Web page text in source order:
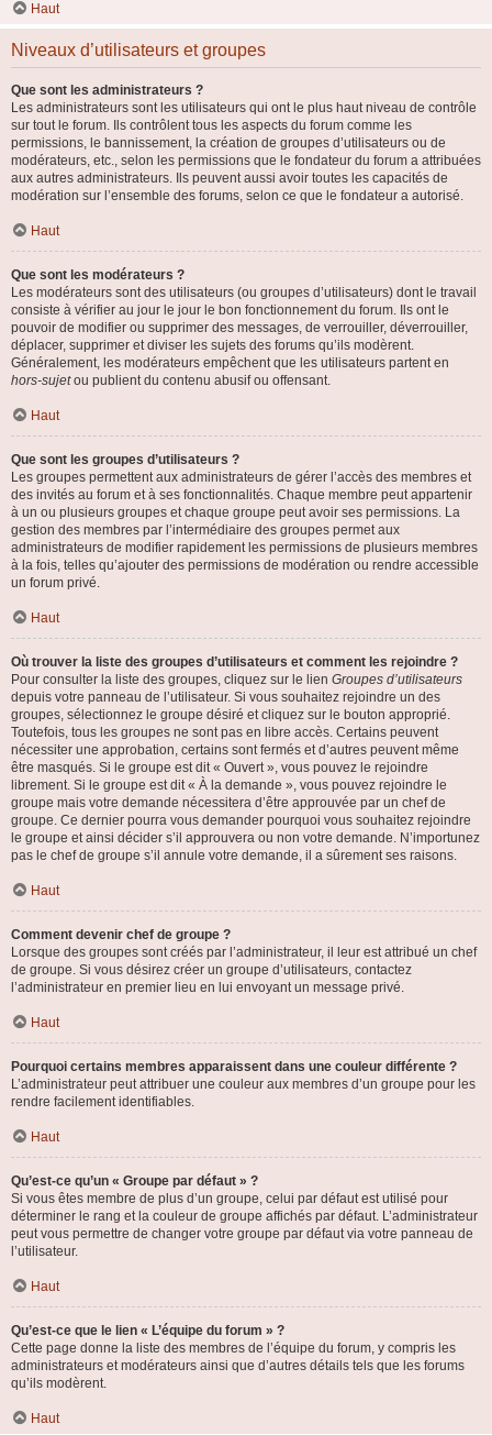
Haut
Niveaux d’utilisateurs et groupes
Que sont les administrateurs ?
Les administrateurs sont les utilisateurs qui ont le plus haut niveau de contrôle
sur tout le forum. Ils contrôlent tous les aspects du forum comme les
permissions, le bannissement, la création de groupes d’utilisateurs ou de
modérateurs, etc., selon les permissions que le fondateur du forum a attribuées
aux autres administrateurs. Ils peuvent aussi avoir toutes les capacités de
modération sur l’ensemble des forums, selon ce que le fondateur a autorisé.
Haut
Que sont les modérateurs ?
Les modérateurs sont des utilisateurs (ou groupes d’utilisateurs) dont le travail
consiste à vérifier au jour le jour le bon fonctionnement du forum. Ils ont le
pouvoir de modifier ou supprimer des messages, de verrouiller, déverrouiller,
déplacer, supprimer et diviser les sujets des forums qu’ils modèrent.
Généralement, les modérateurs empêchent que les utilisateurs partent en
hors-sujetou publient du contenu abusif ou offensant.
Haut
Que sont les groupes d’utilisateurs ?
Les groupes permettent aux administrateurs de gérer l’accès des membres et
des invités au forum et à ses fonctionnalités. Chaque membre peut appartenir
à un ou plusieurs groupes et chaque groupe peut avoir ses permissions. La
gestion des membres par l’intermédiaire des groupes permet aux
administrateurs de modifier rapidement les permissions de plusieurs membres
à la fois, telles qu’ajouter des permissions de modération ou rendre accessible
un forum privé.
Haut
Où trouver la liste des groupes d’utilisateurs et comment les rejoindre ?
Pour consulter la liste des groupes, cliquez sur le lien Groupes d’utilisateurs
depuis votre panneau de l’utilisateur. Si vous souhaitez rejoindre un des
groupes, sélectionnez le groupe désiré et cliquez sur le bouton approprié.
Toutefois, tous les groupes ne sont pas en libre accès. Certains peuvent
nécessiter une approbation, certains sont fermés et d’autres peuvent même
être masqués. Si le groupe est dit « Ouvert », vous pouvez le rejoindre
librement. Si le groupe est dit « À la demande », vous pouvez rejoindre le
groupe mais votre demande nécessitera d’être approuvée par un chef de
groupe. Ce dernier pourra vous demander pourquoi vous souhaitez rejoindre
le groupe et ainsi décider s’il approuvera ou non votre demande. N’importunez
pas le chef de groupe s’il annule votre demande, il a sûrement ses raisons.
Haut
Comment devenir chef de groupe ?
Lorsque des groupes sont créés par l’administrateur, il leur est attribué un chef
de groupe. Si vous désirez créer un groupe d’utilisateurs, contactez
l’administrateur en premier lieu en lui envoyant un message privé.
Haut
Pourquoi certains membres apparaissent dans une couleur différente ?
L’administrateur peut attribuer une couleur aux membres d’un groupe pour les
rendre facilement identifiables.
Haut
Qu’est-ce qu’un « Groupe par défaut » ?
Si vous êtes membre de plus d’un groupe, celui par défaut est utilisé pour
déterminer le rang et la couleur de groupe affichés par défaut. L’administrateur
peut vous permettre de changer votre groupe par défaut via votre panneau de
l’utilisateur.
Haut
Qu’est-ce que le lien « L’équipe du forum » ?
Cette page donne la liste des membres de l’équipe du forum, y compris les
administrateurs et modérateurs ainsi que d’autres détails tels que les forums
qu’ils modèrent.
Haut